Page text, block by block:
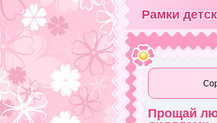
Рамки
Прощай